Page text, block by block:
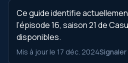
Ce guide identifie
l’épisode 16, saison 21 de
disponibles.
Mis à jour le 17 déc. 2024